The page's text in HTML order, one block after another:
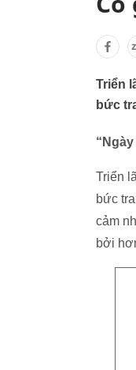
Triển
bức
Triển
bức
cảm
bởi